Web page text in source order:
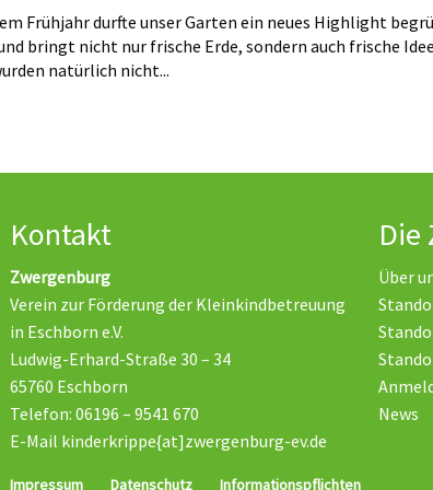
Frühjahr durfte unser Garten ein neues Highlight
bringt nicht nur frische Erde, sondern auch frische
natürlich nicht...
Kontakt
Zwergenburg
Verein zur Förderung der Kleinkindbetreuung
in Eschborn e.V.
Ludwig-Erhard-Straße 30 – 34
65760 Eschborn
Telefon: 06196 – 9541 670
E-Mail kinderkrippe{at]zwergenburg-ev.de
Die
Über
News
Impressum Datenschutz Informationspflichten